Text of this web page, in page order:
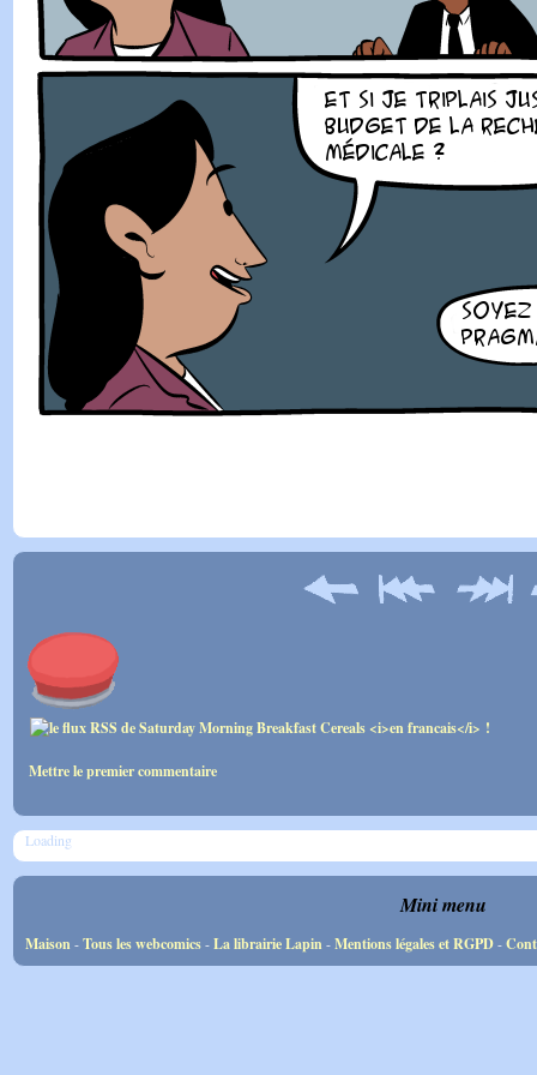
Mettre le premier commentaire
Loading
Mini menu
Maison-Tous les webcomics-La librairie Lapin-Mentions légales et RGPD-